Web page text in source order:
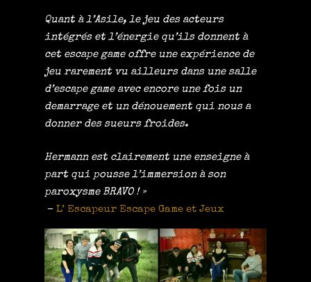
Quant à l’Asile, le jeu des acteurs
intégrés et l’énergie qu’ils donnent à
cet escape game offre une expérience de
jeu rarement vu ailleurs dans une salle
d’escape game avec encore une fois un
demarrage et un dénouement qui nous a
donner des sueurs froides.
Hermann est clairement une enseigne à
part qui pousse l’immersion à son
paroxysme BRAVO ! »
– L’ Escapeur Escape Game et Jeux